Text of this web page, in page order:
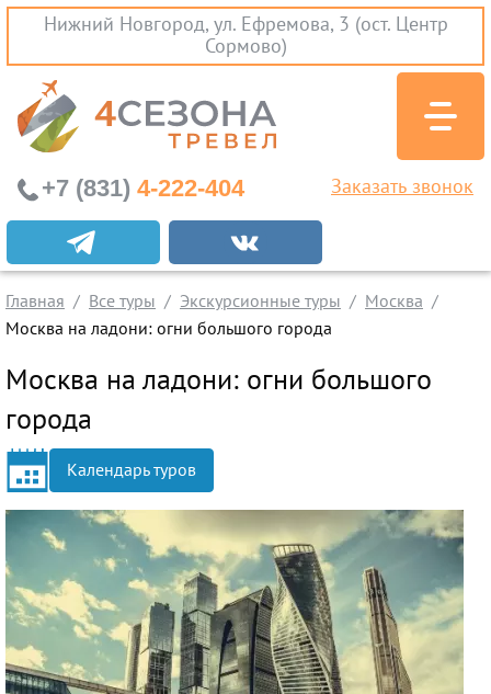
Нижний Новгород, ул. Ефремова, 3 (ост. Центр
Сормово)
Экскурсионные туры
Заграничные экскурсии
Туры на Черное Море
Горящие туры
Раннее бронирование
Железнодорожные туры
Круизы
+7 (831) 4-222-404 Заказать звонок
Главная Все туры Экскурсионные туры
Москва
Москва на ладони: огни большого города
Москва на ладони: огни большого
города
Календарь туров